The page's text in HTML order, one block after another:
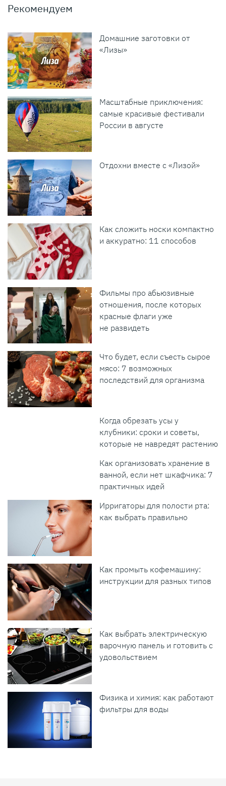
Рекомендуем
Домашние заготовки от
«Лизы»
Масштабные приключения:
самые красивые фестивали
России в августе
Отдохни вместе с «Лизой»
Как сложить носки компактно
и аккуратно: 11 способов
Фильмы про абьюзивные
отношения, после которых
красные флаги уже
не развидеть
Что будет, если съесть сырое
мясо: 7 возможных
последствий для организма
Когда обрезать усы у
клубники: сроки и советы,
которые не навредят растению
Как организовать хранение в
ванной, если нет шкафчика: 7
практичных идей
Ирригаторы для полости рта:
как выбрать правильно
Как промыть кофемашину:
инструкции для разных типов
Как выбрать электрическую
варочную панель и готовить с
удовольствием
Физика и химия: как работают
фильтры для воды